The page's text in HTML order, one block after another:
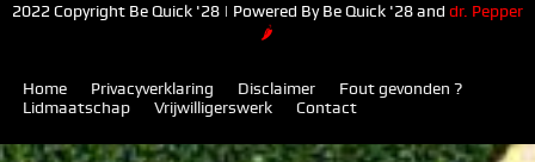
2022 Copyright Be Quick '28 | Powered By Be Quick '28 and dr. Pepper
🌶
Home Privacyverklaring Disclaimer
Fout gevonden ?
Lidmaatschap
Vrijwilligerswerk Contact